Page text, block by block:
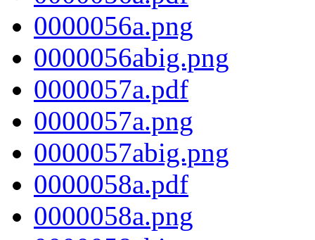
0000056a.png
0000056abig.png
0000057a.pdf
0000057a.png
0000057abig.png
0000058a.pdf
0000058a.png